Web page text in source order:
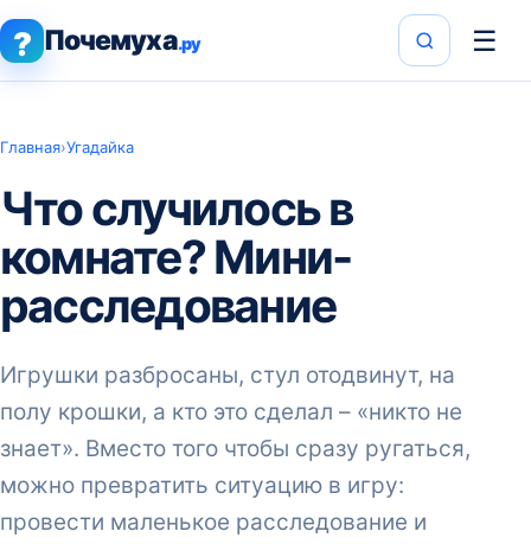
? Почемуха.ру ☰
Главная›Угадайка
Что случилось в
комнате? Мини-
расследование
Игрушки разбросаны, стул отодвинут, на
полу крошки, а кто это сделал – «никто не
знает». Вместо того чтобы сразу ругаться,
можно превратить ситуацию в игру:
провести маленькое расследование и